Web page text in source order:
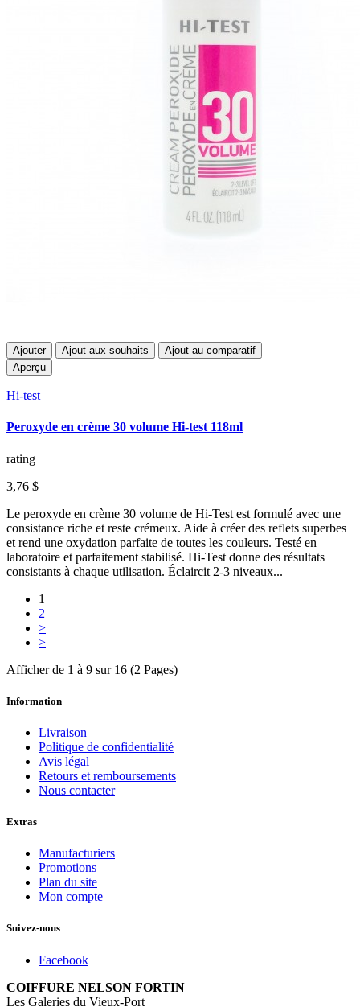
Ajouter Ajout aux souhaits
Ajout au comparatif
Aperçu
Hi-test
Peroxyde en crème 30 volume Hi-test 118ml
rating
3,76 $
Le peroxyde en crème 30 volume de Hi-Test est formulé avec une
consistance riche et reste crémeux. Aide à créer des reflets superbes
et rend une oxydation parfaite de toutes les couleurs. Testé en
laboratoire et parfaitement stabilisé. Hi-Test donne des résultats
consistants à chaque utilisation. Éclaircit 2-3 niveaux...
1
2
>
>|
Afficher de 1 à 9 sur 16 (2 Pages)
Information
Livraison
Politique de confidentialité
Avis légal
Retours et remboursements
Nous contacter
Extras
Manufacturiers
Promotions
Plan du site
Mon compte
Suivez-nous
Facebook
COIFFURE NELSON FORTIN
Les Galeries du Vieux-Port